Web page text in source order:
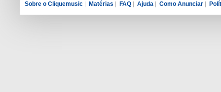
Sobre o Cliquemusic Matérias FAQ Ajuda Como Anunciar